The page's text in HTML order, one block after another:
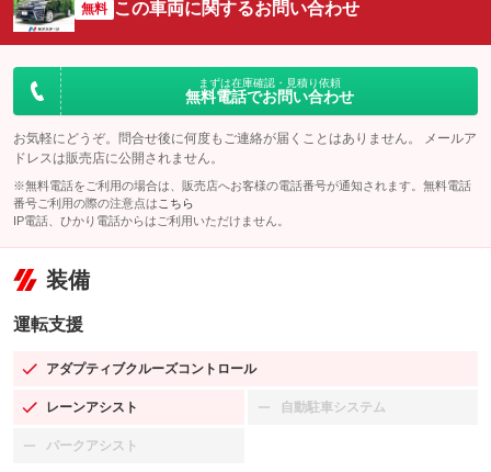
無料 この車両に関するお問い合わせ
まずは在庫確認・見積り依頼
無料電話でお問い合わせ
お気軽にどうぞ。問合せ後に何度もご連絡が届くことはありません。 メールア
ドレスは販売店に公開されません。
※無料電話をご利用の場合は、販売店へお客様の電話番号が通知されます。無料電話
番号ご利用の際の注意点は こちら
IP電話、ひかり電話からはご利用いただけません。
装備
運転支援
アダプティブクルーズコントロール
：装備あり
レーンアシスト
：装備あり 自動駐車システム
：装備なし
パークアシスト
：装備なし